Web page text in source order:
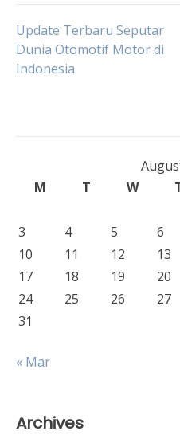
Post
navigation
Update Terbaru Seputar
Dunia Otomotif Motor di
Indonesia
M
T W
3
4 5 6
10
11 12 13
17
18 19 20
24
25 26 27
31
« Mar
Archives